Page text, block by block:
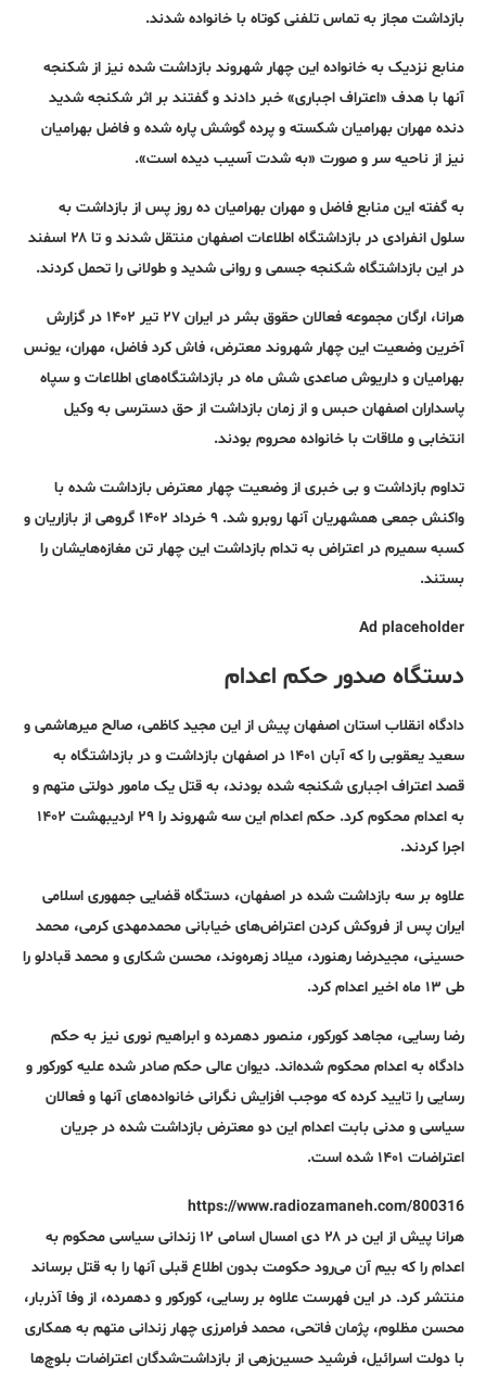
بازداشت مجاز به تماس تلفنی کوتاه با خانواده شدند.
منابع نزدیک به خانواده این چهار شهروند بازداشت شده نیز از شکنجه
آنها با هدف «اعتراف اجباری» خبر دادند و گفتند بر اثر شکنجه شدید
دنده مهران بهرامیان شکسته و پرده گوشش پاره شده و فاضل بهرامیان
نیز از ناحیه سر و صورت «به شدت آسیب دیده است».
به گفته این منابع فاضل و مهران بهرامیان ده روز پس از بازداشت به
سلول انفرادی در بازداشتگاه اطلاعات اصفهان منتقل شدند و تا ۲۸ اسفند
در این بازداشتگاه شکنجه جسمی و روانی شدید و طولانی را تحمل کردند.
هرانا، ارگان مجموعه فعالان حقوق بشر در ایران ۲۷ تیر ۱۴۰۲ در گزارش
آخرین وضعیت این چهار شهروند معترض، فاش کرد فاضل، مهران، یونس
بهرامیان و داریوش صاعدی شش ماه در بازداشتگاه‌های اطلاعات و سپاه
پاسداران اصفهان حبس و از زمان بازداشت از حق دسترسی به وکیل
انتخابی و ملاقات با خانواده محروم بودند.
تداوم بازداشت و بی خبری از وضعیت چهار معترض بازداشت شده با
واکنش جمعی همشهریان آنها روبرو شد. ۹ خرداد ۱۴۰۲ گروهی از بازاریان و
کسبه سمیرم در اعتراض به تدام بازداشت این چهار تن مغازه‌هایشان را
بستند.
Ad placeholder
دستگاه صدور حکم اعدام
دادگاه انقلاب استان اصفهان پیش از این مجید کاظمی، صالح میرهاشمی و
سعید یعقوبی را که آبان ۱۴۰۱ در اصفهان بازداشت و در بازداشتگاه به
قصد اعتراف اجباری شکنجه شده بودند، به قتل یک مامور دولتی متهم و
به اعدام محکوم کرد. حکم اعدام این سه شهروند را ۲۹ اردیبهشت ۱۴۰۲
اجرا کردند.
علاوه بر سه بازداشت شده در اصفهان، دستگاه قضایی جمهوری اسلامی
ایران پس از فروکش کردن اعتراض‌های خیابانی محمدمهدی کرمی، محمد
حسینی، مجیدرضا رهنورد، میلاد زهره‌وند، محسن شکاری و محمد قبادلو را
طی ۱۳ ماه اخیر اعدام کرد.
رضا رسایی، مجاهد کورکور، منصور دهمرده و ابراهیم نوری نیز به حکم
دادگاه به اعدام محکوم شده‌اند. دیوان عالی حکم صادر شده علیه کورکور و
رسایی را تایید کرده که موجب افزایش نگرانی خانواده‌های آنها و فعالان
سیاسی و مدنی بابت اعدام این دو معترض بازداشت شده در جریان
اعتراضات ۱۴۰۱ شده است.
https://www.radiozamaneh.com/800316
هرانا پیش از این در ۲۸ دی امسال اسامی ۱۲ زندانی سیاسی محکوم به
اعدام را که بیم آن می‌رود حکومت بدون اطلاع قبلی آنها را به قتل برساند
منتشر کرد. در این فهرست علاوه بر رسایی، کورکور و دهمرده، از وفا آذربار،
محسن مظلوم، پژمان فاتحی، محمد فرامرزی چهار زندانی متهم به همکاری
با دولت اسرائیل، فرشید حسین‌زهی از بازداشت‌شدگان اعتراضات بلوچ‌ها